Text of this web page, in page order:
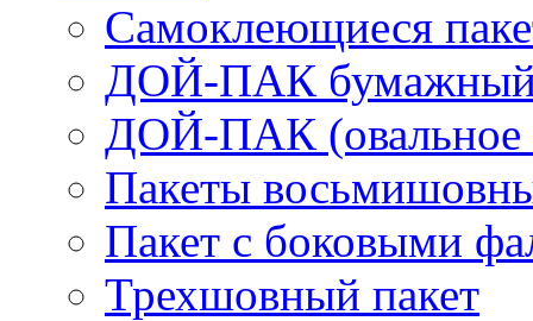
Самоклеющиеся
ДОЙ-ПАК бумажный
ДОЙ-ПАК (овальное
Пакеты
Пакет с боковыми
Трехшовный пакет